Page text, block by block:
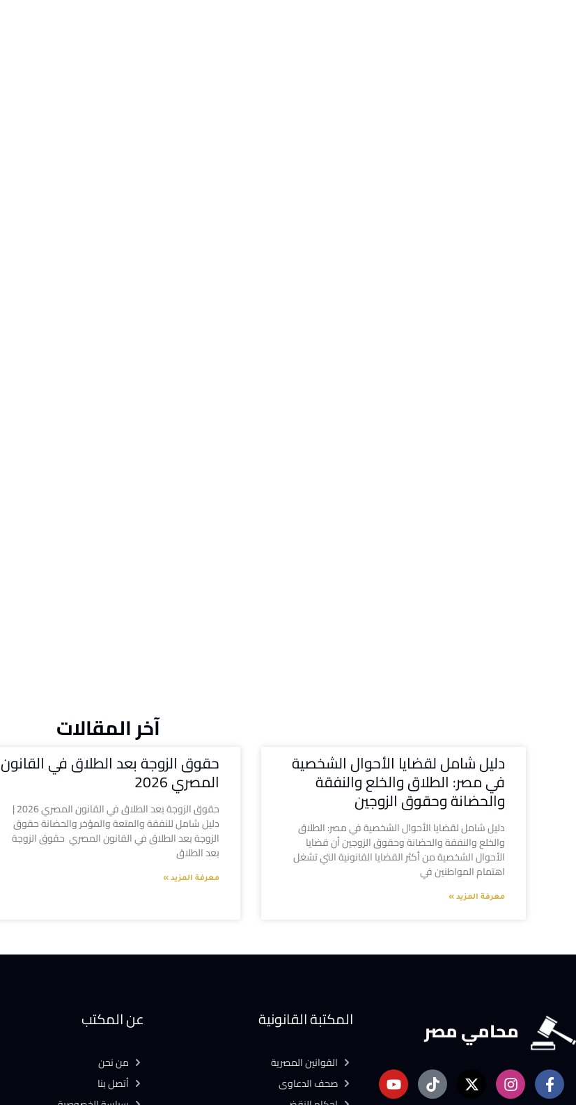
آخر المقالات
دليل شامل لقضايا الأحوال الشخصية
في مصر: الطلاق والخلع والنفقة
والحضانة وحقوق الزوجين
دليل شامل لقضايا الأحوال الشخصية في مصر: الطلاق
والخلع والنفقة والحضانة وحقوق الزوجين أن قضايا
الأحوال الشخصية من أكثر القضايا القانونية التي تشغل
اهتمام المواطنين في
معرفة المزيد »
حقوق الزوجة بعد الطلاق في القانون
المصري 2026
حقوق الزوجة بعد الطلاق في القانون المصري 2026 |
دليل شامل للنفقة والمتعة والمؤخر والحضانة حقوق
الزوجة بعد الطلاق في القانون المصري حقوق الزوجة
بعد الطلاق
معرفة المزيد »
محامي مصر المكتبة القانونية
القوانين المصرية
صحف الدعاوى
عن المكتب
من نحن
أتصل بنا